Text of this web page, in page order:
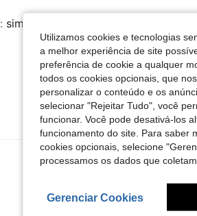
: sim
Ver Mais Avaliações
Utilizamos cookies e tecnologias
a melhor experiência de site
preferência de cookie a qualquer
todos os cookies opcionais, que
personalizar o conteúdo e os
selecionar "Rejeitar Tudo", você
funcionar. Você pode desativá-los
funcionamento do site. Para saber
cookies opcionais, selecione
processamos os dados que
Gerenciar Cookies